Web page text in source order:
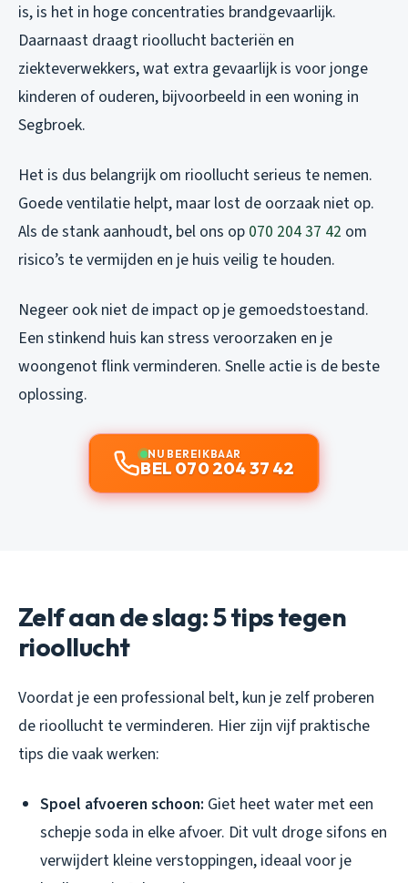
is, is het in hoge concentraties brandgevaarlijk.
Daarnaast draagt rioollucht bacteriën en
ziekteverwekkers, wat extra gevaarlijk is voor jonge
kinderen of ouderen, bijvoorbeeld in een woning in
Segbroek.
Het is dus belangrijk om rioollucht serieus te nemen.
Goede ventilatie helpt, maar lost de oorzaak niet op.
Als de stank aanhoudt, bel ons op 070 204 37 42 om
risico’s te vermijden en je huis veilig te houden.
Negeer ook niet de impact op je gemoedstoestand.
Een stinkend huis kan stress veroorzaken en je
woongenot flink verminderen. Snelle actie is de beste
oplossing.
NU BEREIKBAAR
BEL 070 204 37 42
Zelf aan de slag: 5 tips tegen
rioollucht
Voordat je een professional belt, kun je zelf proberen
de rioollucht te verminderen. Hier zijn vijf praktische
tips die vaak werken:
Spoel afvoeren schoon: Giet heet water met een
schepje soda in elke afvoer. Dit vult droge sifons en
verwijdert kleine verstoppingen, ideaal voor je